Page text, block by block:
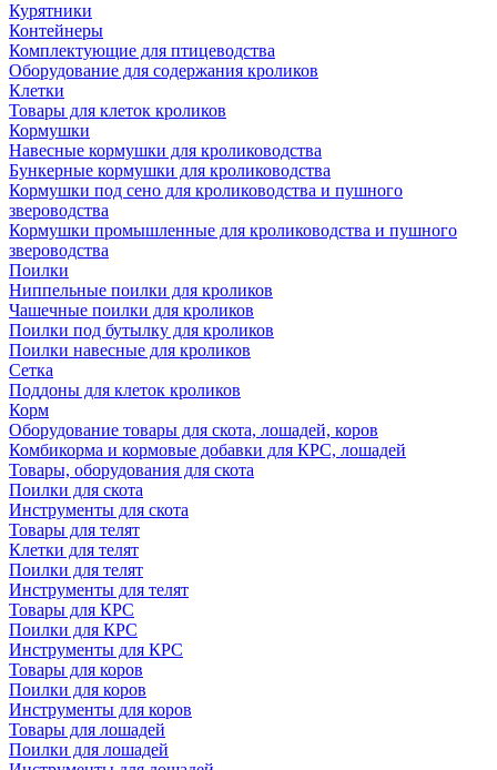
Курятники
Контейнеры
Комплектующие для птицеводства
Оборудование для содержания кроликов
Клетки
Товары для клеток кроликов
Кормушки
Навесные кормушки для кролиководства
Бункерные кормушки для кролиководства
Кормушки под сено для кролиководства и пушного
звероводства
Кормушки промышленные для кролиководства и пушного
звероводства
Поилки
Ниппельные поилки для кроликов
Чашечные поилки для кроликов
Поилки под бутылку для кроликов
Поилки навесные для кроликов
Сетка
Поддоны для клеток кроликов
Корм
Оборудование товары для скота, лошадей, коров
Комбикорма и кормовые добавки для КРС, лошадей
Товары, оборудования для скота
Поилки для скота
Инструменты для скота
Товары для телят
Клетки для телят
Поилки для телят
Инструменты для телят
Товары для КРС
Поилки для КРС
Инструменты для КРС
Товары для коров
Поилки для коров
Инструменты для коров
Товары для лошадей
Поилки для лошадей